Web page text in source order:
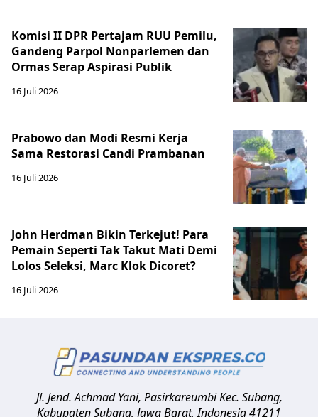
Komisi II DPR Pertajam RUU Pemilu,
Gandeng Parpol Nonparlemen dan
Ormas Serap Aspirasi Publik
16 Juli 2026
Prabowo dan Modi Resmi Kerja
Sama Restorasi Candi Prambanan
16 Juli 2026
John Herdman Bikin Terkejut! Para
Pemain Seperti Tak Takut Mati Demi
Lolos Seleksi, Marc Klok Dicoret?
16 Juli 2026
Jl. Jend. Achmad Yani, Pasirkareumbi Kec. Subang,
Kabupaten Subang, Jawa Barat,Indonesia41211